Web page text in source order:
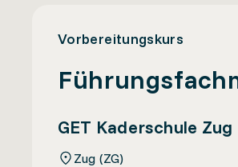
Vorbereitungskurs
GET Kaderschule Zug
Zug (ZG)